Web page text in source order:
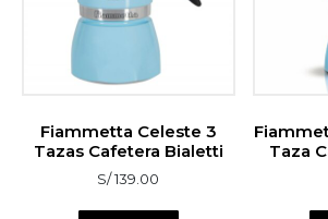
Fiammetta Celeste 3
Tazas Cafetera Bialetti
S/139.00
Taza